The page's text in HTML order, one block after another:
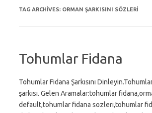
TAG ARCHIVES: ORMAN ŞARKISINI SÖZLERI
Tohumlar Fidana
Tohumlar Fidana Şarkısını
şarkısı. Gelen Aramalar:tohumlar
default,tohumlar fidana sozleri,tohumlar